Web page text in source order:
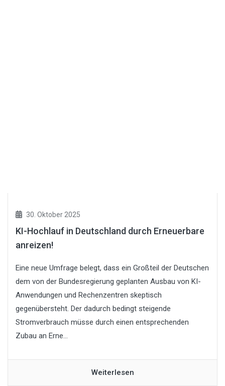
30. Oktober 2025
KI-Hochlauf in Deutschland durch Erneuerbare
anreizen!
Eine neue Umfrage belegt, dass ein Großteil der Deutschen
dem von der Bundesregierung geplanten Ausbau von KI-
Anwendungen und Rechenzentren skeptisch
gegenübersteht. Der dadurch bedingt steigende
Stromverbrauch müsse durch einen entsprechenden
Zubau an Erne...
Weiterlesen